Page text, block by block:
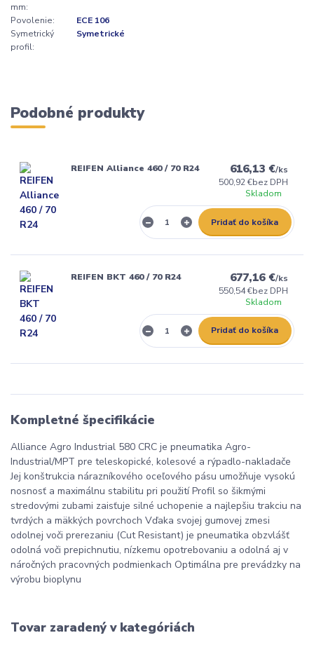
mm:
Povolenie:
ECE 106
Symetrický
profil:
Symetrické
Podobné produkty
REIFEN Alliance 460 / 70 R24 616,13 €/ks
500,92 €bez DPH
Skladom
Pridať do košíka
REIFEN BKT 460 / 70 R24 677,16 €/ks
550,54 €bez DPH
Skladom
Pridať do košíka
Kompletné špecifikácie
Alliance Agro Industrial 580 CRC je pneumatika Agro-
Industrial/MPT pre teleskopické, kolesové a rýpadlo-nakladače
Jej konštrukcia nárazníkového oceľového pásu umožňuje vysokú
nosnosť a maximálnu stabilitu pri použití Profil so šikmými
stredovými zubami zaisťuje silné uchopenie a najlepšiu trakciu na
tvrdých a mäkkých povrchoch Vďaka svojej gumovej zmesi
odolnej voči prerezaniu (Cut Resistant) je pneumatika obzvlášť
odolná voči prepichnutiu, nízkemu opotrebovaniu a odolná aj v
náročných pracovných podmienkach Optimálna pre prevádzky na
výrobu bioplynu
Tovar zaradený v kategóriách